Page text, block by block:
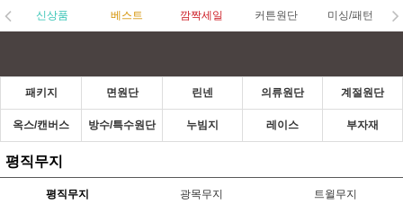
신상품 베스트 깜짝세일 커튼원단 미싱/패턴
패키지 면원단 린넨 의류원단 계절원단
옥스/캔버스 방수/특수원단 누빔지 레이스 부자재
평직무지
평직무지 광목무지 트윌무지